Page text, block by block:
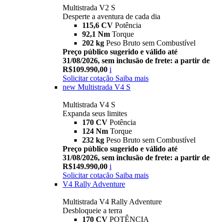
Multistrada V2 S
Desperte a aventura de cada dia
115,6 CV Potência
92,1 Nm Torque
202 kg Peso Bruto sem Combustível
Preço público sugerido e válido até
31/08/2026, sem inclusão de frete: a partir de
R$109.990,00 i
Solicitar cotação Saiba mais
new Multistrada V4 S
Multistrada V4 S
Expanda seus limites
170 CV Potência
124 Nm Torque
232 kg Peso Bruto sem Combustível
Preço público sugerido e válido até
31/08/2026, sem inclusão de frete: a partir de
R$149.990,00 i
Solicitar cotação Saiba mais
V4 Rally Adventure
Multistrada V4 Rally Adventure
Desbloqueie a terra
170 CV POTÊNCIA